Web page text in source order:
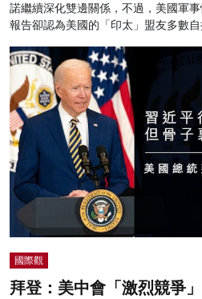
諾繼續深化雙邊關係，不過，美國軍
報告卻認為美國的「印太」盟友多數自
國際觀
拜登：美中會「激烈競爭